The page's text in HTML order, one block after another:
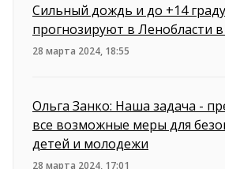
Сильный дождь и до +14
прогнозируют в Ленобласти
28 марта 2024, 18:55
Ольга Занко: Наша задача -
все возможные меры для
детей и молодежи
28 марта 2024, 17:01